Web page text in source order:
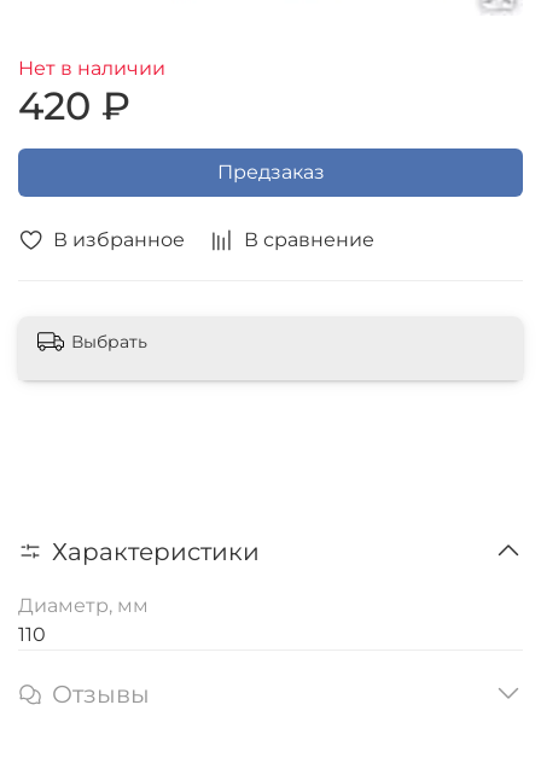
В избранное В сравнение
Нет в наличии
420 ₽
Предзаказ
Выбрать
Характеристики
Диаметр, мм
110
Отзывы